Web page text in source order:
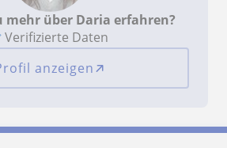
mehr über Daria erfahren?
Verifizierte Daten
anzeigen